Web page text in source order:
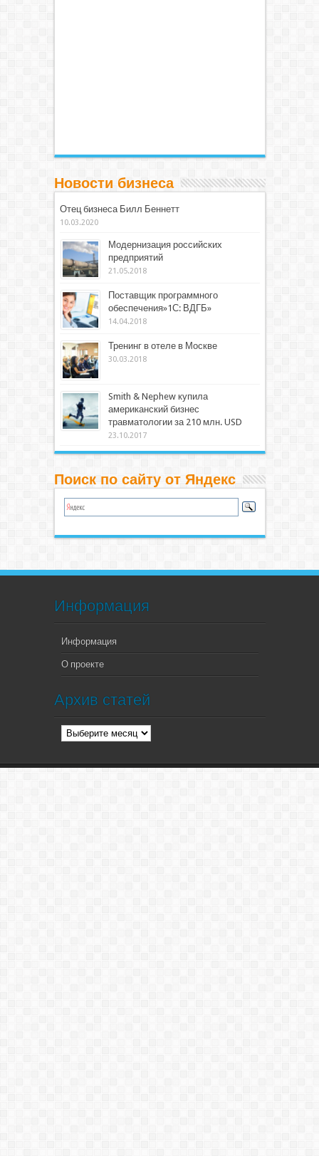
Новости бизнеса
Отец бизнеса Билл Беннетт
10.03.2020
Модернизация российских
предприятий
21.05.2018
Поставщик программного
обеспечения»1С: ВДГБ»
14.04.2018
Тренинг в отеле в Москве
30.03.2018
Smith & Nephew купила
американский бизнес
травматологии за 210 млн. USD
23.10.2017
Поиск по сайту от Яндекс
Информация
Информация
О проекте
Архив статей
Архив
статей